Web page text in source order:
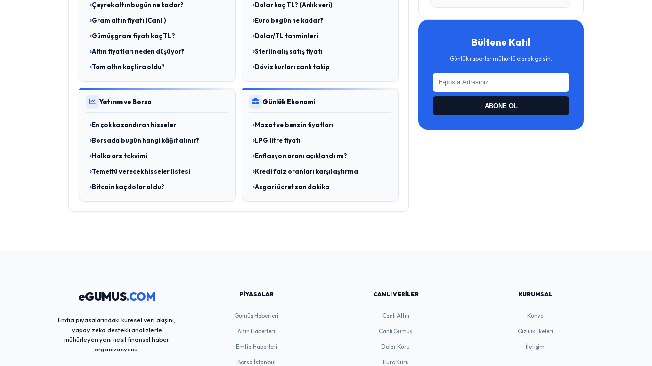
Çeyrek altın bugün ne kadar?
Gram altın fiyatı (Canlı)
Gümüş gram fiyatı kaç TL?
Altın fiyatları neden düşüyor?
Tam altın kaç lira oldu?
Dolar kaç TL? (Anlık veri)
Euro bugün ne kadar?
Dolar/TL tahminleri
Sterlin alış satış fiyatı
Döviz kurları canlı takip
Yatırım ve Borsa
En çok kazandıran hisseler
Borsada bugün hangi kâğıt alınır?
Halka arz takvimi
Temettü verecek hisseler listesi
Bitcoin kaç dolar oldu?
Günlük Ekonomi
Mazot ve benzin fiyatları
LPG litre fiyatı
Enflasyon oranı açıklandı mı?
Kredi faiz oranları karşılaştırma
Asgari ücret son dakika
Bültene Katıl
Günlük raporlar mühürlü olarak gelsin.
ABONE OL
eGUMUS.COM
Emtia piyasalarındaki küresel veri akışını,
yapay zeka destekli analizlerle
mühürleyen yeni nesil finansal haber
organizasyonu.
PIYASALAR
Gümüş Haberleri
Altın Haberleri
Emtia Haberleri
Borsa İstanbul
CANLI VERILER
Canlı Altın
Canlı Gümüş
Dolar Kuru
Euro Kuru
KURUMSAL
Künye
Gizlilik İlkeleri
İletişim